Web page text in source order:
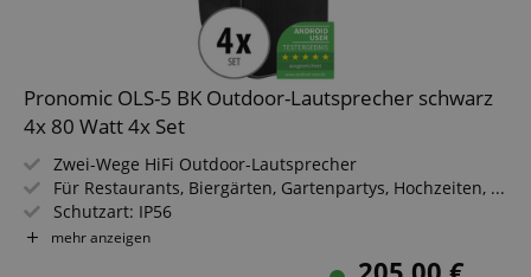
Pronomic OLS-5 BK Outdoor-Lautsprecher schwarz
4x 80 Watt 4x Set
Zwei-Wege HiFi Outdoor-Lautsprecher
Für Restaurants, Biergärten, Gartenpartys, Hochzeiten, ...
Schutzart: IP56
Belastbarkeit: 40 Watt (RMS)
mehr anzeigen